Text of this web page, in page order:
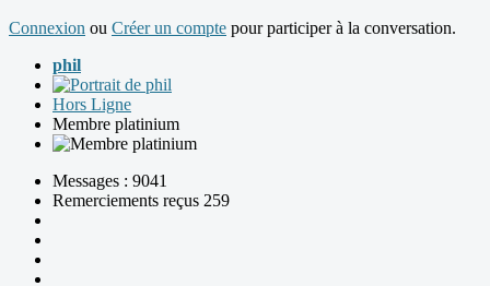
Connexion ou Créer un compte pour participer à la conversation.
phil
Hors Ligne
Membre platinium
Messages : 9041
Remerciements reçus 259